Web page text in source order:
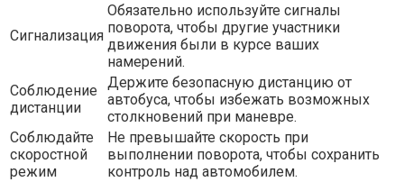
Сигнализация
Обязательно используйте сигналы
поворота, чтобы другие участники
движения были в курсе ваших
намерений.
Соблюдение
дистанции
Держите безопасную дистанцию от
автобуса, чтобы избежать возможных
столкновений при маневре.
Соблюдайте
скоростной
режим
Не превышайте скорость при
выполнении поворота, чтобы сохранить
контроль над автомобилем.